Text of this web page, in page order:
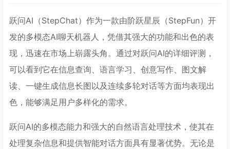
跃问AI（StepChat）作为一款由阶跃星辰（StepFun）开
发的多模态AI聊天机器人，凭借其强大的功能和出色的表
现，迅速在市场上崭露头角。通过对跃问AI的详细评测，
可以看到它在信息查询、语言学习、创意写作、图文解
读、一键生成信息长图以及连续多轮对话等方面均表现出
色，能够满足用户多样化的需求。
跃问AI的多模态能力和强大的自然语言处理技术，使其在
处理复杂信息和提供智能对话方面具有显著优势。无论是